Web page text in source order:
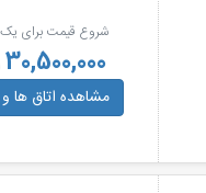
شروع قیمت برای
30,500,000
مشاهده اتاق ها